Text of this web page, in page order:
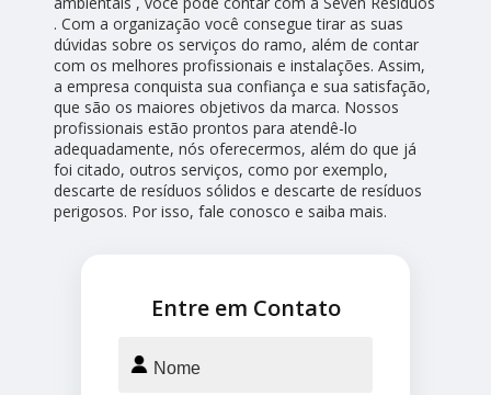
. Com a organização você consegue tirar as suas
dúvidas sobre os serviços do ramo, além de contar
com os melhores profissionais e instalações. Assim,
a empresa conquista sua confiança e sua satisfação,
que são os maiores objetivos da marca. Nossos
profissionais estão prontos para atendê-lo
adequadamente, nós oferecermos, além do que já
foi citado, outros serviços, como por exemplo,
descarte de resíduos sólidos e descarte de resíduos
perigosos. Por isso, fale conosco e saiba mais.
Entre em Contato